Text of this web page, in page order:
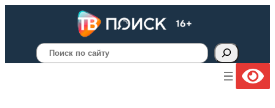
Поиск